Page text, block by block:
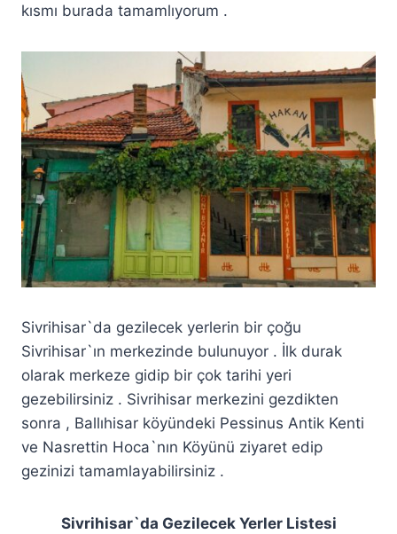
kısmı burada tamamlıyorum .
Sivrihisar`da gezilecek yerlerin bir çoğu
Sivrihisar`ın merkezinde bulunuyor . İlk durak
olarak merkeze gidip bir çok tarihi yeri
gezebilirsiniz . Sivrihisar merkezini gezdikten
sonra , Ballıhisar köyündeki Pessinus Antik Kenti
ve Nasrettin Hoca`nın Köyünü ziyaret edip
gezinizi tamamlayabilirsiniz .
Sivrihisar`da Gezilecek Yerler Listesi